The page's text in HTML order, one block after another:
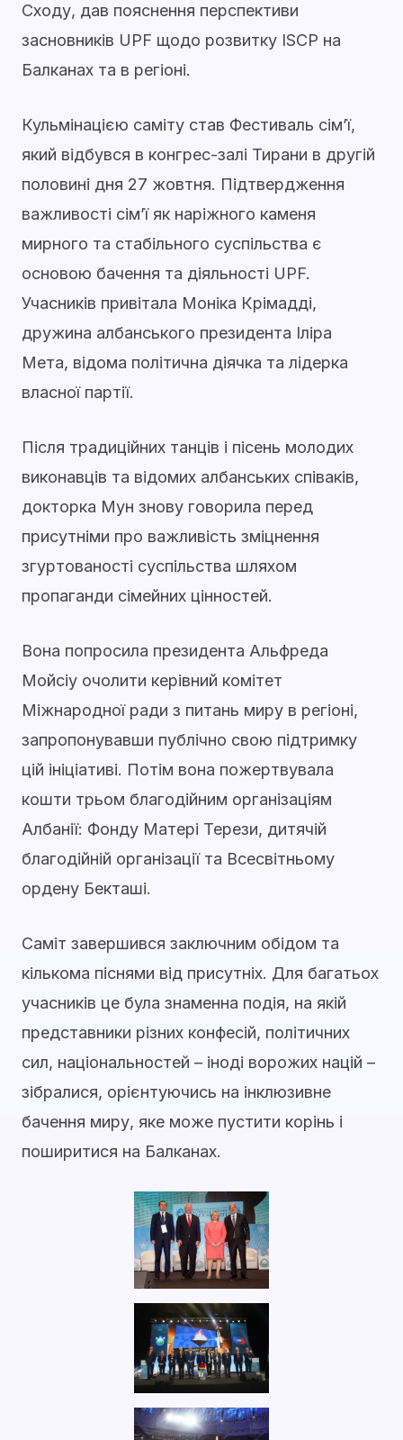
Сходу, дав пояснення перспективи
засновників UPF щодо розвитку ISCP на
Балканах та в регіоні.
Кульмінацією саміту став Фестиваль сім’ї,
який відбувся в конгрес-залі Тирани в другій
половині дня 27 жовтня. Підтвердження
важливості сім’ї як наріжного каменя
мирного та стабільного суспільства є
основою бачення та діяльності UPF.
Учасників привітала Моніка Крімадді,
дружина албанського президента Іліра
Мета, відома політична діячка та лідерка
власної партії.
Після традиційних танців і пісень молодих
виконавців та відомих албанських співаків,
докторка Мун знову говорила перед
присутніми про важливість зміцнення
згуртованості суспільства шляхом
пропаганди сімейних цінностей.
Вона попросила президента Альфреда
Мойсіу очолити керівний комітет
Міжнародної ради з питань миру в регіоні,
запропонувавши публічно свою підтримку
цій ініціативі. Потім вона пожертвувала
кошти трьом благодійним організаціям
Албанії: Фонду Матері Терези, дитячій
благодійній організації та Всесвітньому
ордену Бекташі.
Саміт завершився заключним обідом та
кількома піснями від присутніх. Для багатьох
учасників це була знаменна подія, на якій
представники різних конфесій, політичних
сил, національностей – іноді ворожих націй –
зібралися, орієнтуючись на інклюзивне
бачення миру, яке може пустити корінь і
поширитися на Балканах.